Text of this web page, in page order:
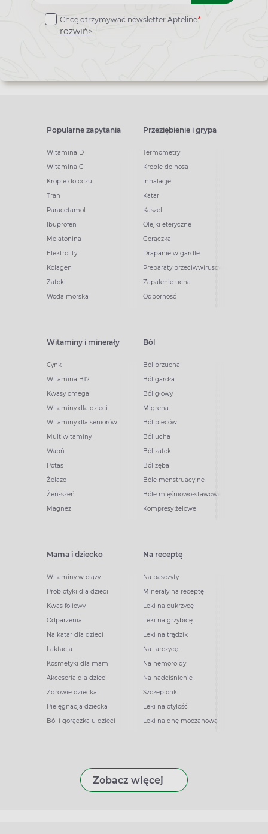
do
newslettera
Chcę otrzymywać newsletter Apteline*
rozwiń>
Popularne zapytania
Witamina D
Witamina C
Krople do oczu
Tran
Paracetamol
Ibuprofen
Melatonina
Elektrolity
Kolagen
Zatoki
Woda morska
Przeziębienie i grypa
Termometry
Krople do nosa
Inhalacje
Katar
Kaszel
Olejki eteryczne
Gorączka
Drapanie w gardle
Preparaty przeciwwirusowe
Zapalenie ucha
Odporność
Witaminy i minerały
Cynk
Witamina B12
Kwasy omega
Witaminy dla dzieci
Witaminy dla seniorów
Multiwitaminy
Wapń
Potas
Żelazo
Żeń-szeń
Magnez
Ból
Ból brzucha
Ból gardła
Ból głowy
Migrena
Ból pleców
Ból ucha
Ból zatok
Ból zęba
Bóle menstruacyjne
Bóle mięśniowo-stawowe
Kompresy żelowe
Mama i dziecko
Witaminy w ciąży
Probiotyki dla dzieci
Kwas foliowy
Odparzenia
Na katar dla dzieci
Laktacja
Kosmetyki dla mam
Akcesoria dla dzieci
Zdrowie dziecka
Pielęgnacja dziecka
Ból i gorączka u dzieci
Na receptę
Na pasożyty
Minerały na receptę
Leki na cukrzycę
Leki na grzybicę
Leki na trądzik
Na tarczycę
Na hemoroidy
Na nadciśnienie
Szczepionki
Leki na otyłość
Leki na dnę moczanową
Zobacz więcej